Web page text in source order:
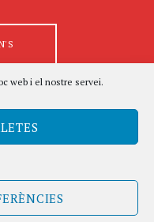
web i el nostre servei.
n's al: 972 63 05 60 | Fet